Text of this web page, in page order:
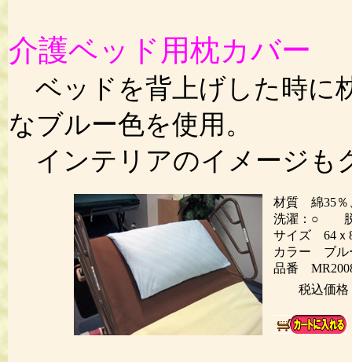
介護ベッド用枕カバー
ベッドを背上げした時に
なブルー色を使用。
インテリアのイメージも
材質 綿35％
洗濯：○
サイズ 64ｘ
カラー ブル
品番
税込価